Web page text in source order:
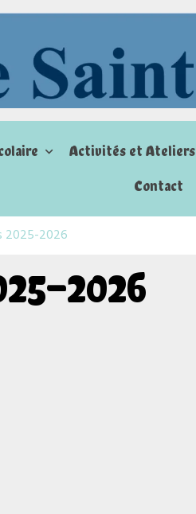
Activités et Ateliers
Contact
2025-2026
2026